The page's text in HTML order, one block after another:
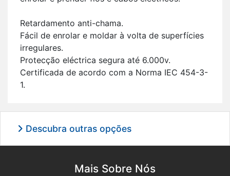
Re­tar­da­mento anti-chama.
Fácil de en­rolar e moldar à volta de su­per­fí­cies
ir­re­gu­lares.
Pro­tecção eléc­trica se­gura até 6.000v.
Cer­ti­fi­cada de acordo com a Norma IEC 454-3-
1.
Descubra outras opções
Mais Sobre Nós